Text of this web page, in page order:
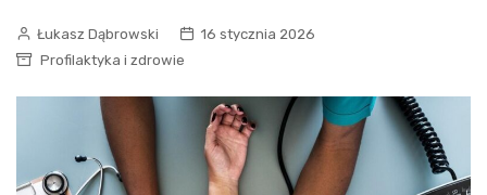
Łukasz Dąbrowski
16 stycznia 2026
Profilaktyka i zdrowie